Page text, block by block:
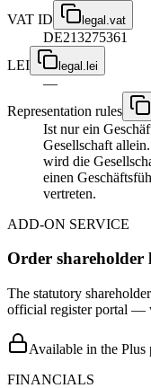
VAT ID legal.vat
DE213275361
LEI
legal.lei
—
Representation rules
Ist nur ein
Gesellschaft
wird die
einen
vertreten.
ADD-ON SERVICE
Order shareholder
The statutory
official register portal —
Available in the Plus
FINANCIALS